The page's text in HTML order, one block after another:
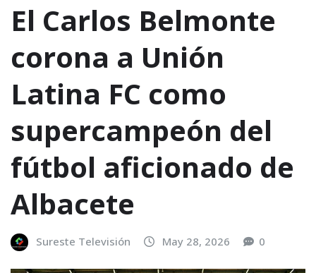
El Carlos Belmonte
corona a Unión
Latina FC como
supercampeón del
fútbol aficionado de
Albacete
Sureste Televisión May 28, 2026 0